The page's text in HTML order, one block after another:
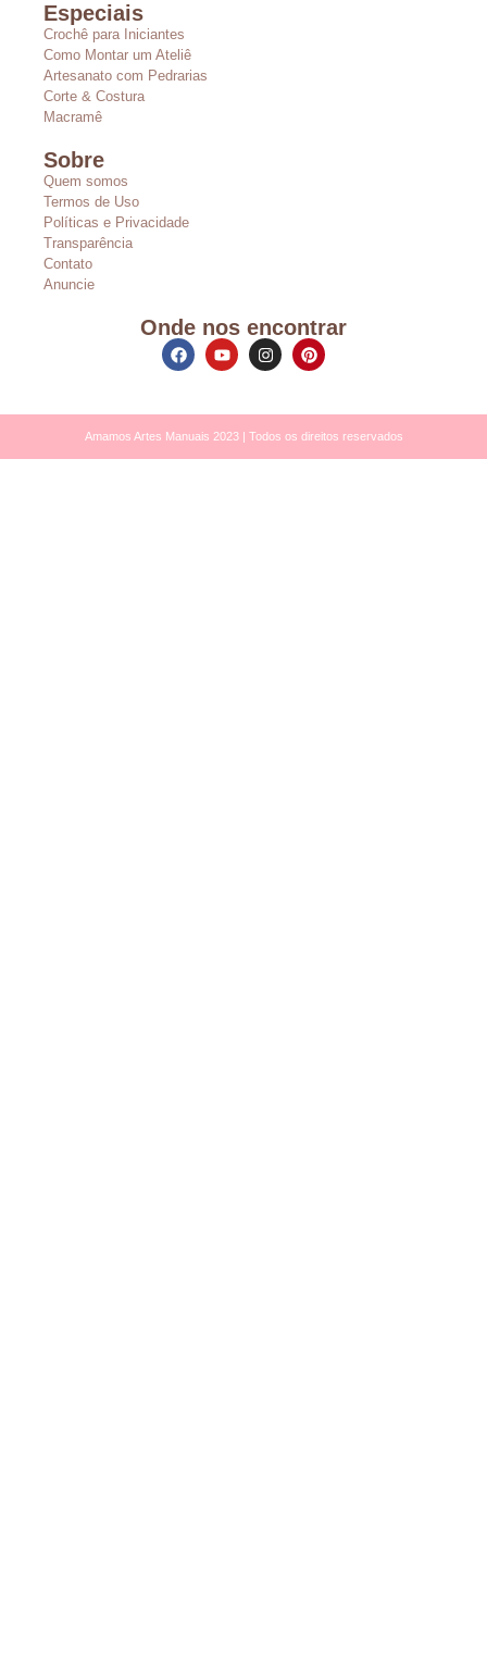
Especiais
Crochê para Iniciantes
Como Montar um Ateliê
Artesanato com Pedrarias
Corte & Costura
Macramê
Sobre
Quem somos
Termos de Uso
Políticas e Privacidade
Transparência
Contato
Anuncie
Onde nos encontrar
Amamos Artes Manuais 2023 | Todos os direitos reservados